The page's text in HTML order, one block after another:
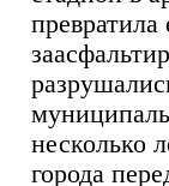
несколько
города